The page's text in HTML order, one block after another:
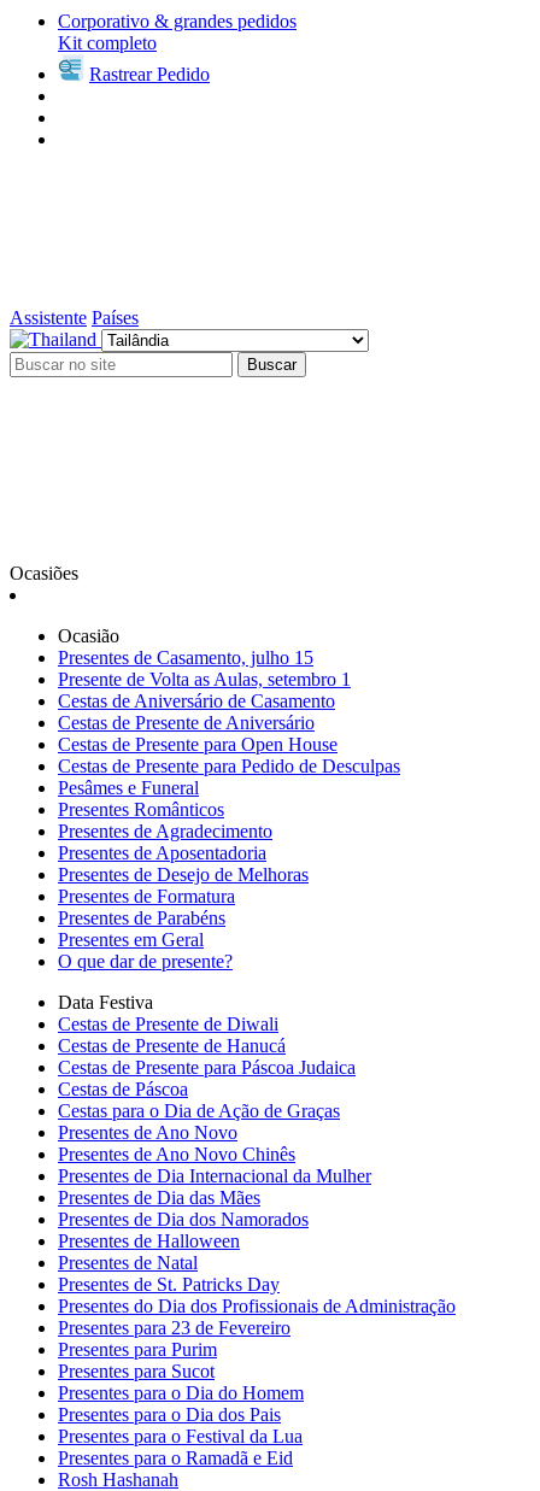
Corporativo & grandes pedidos
Kit completo
Rastrear Pedido
Assistente Países
Buscar
Ocasiões
Ocasião
Presentes de Casamento, julho 15
Presente de Volta as Aulas, setembro 1
Cestas de Aniversário de Casamento
Cestas de Presente de Aniversário
Cestas de Presente para Open House
Cestas de Presente para Pedido de Desculpas
Pesâmes e Funeral
Presentes Românticos
Presentes de Agradecimento
Presentes de Aposentadoria
Presentes de Desejo de Melhoras
Presentes de Formatura
Presentes de Parabéns
Presentes em Geral
O que dar de presente?
Data Festiva
Cestas de Presente de Diwali
Cestas de Presente de Hanucá
Cestas de Presente para Páscoa Judaica
Cestas de Páscoa
Cestas para o Dia de Ação de Graças
Presentes de Ano Novo
Presentes de Ano Novo Chinês
Presentes de Dia Internacional da Mulher
Presentes de Dia das Mães
Presentes de Dia dos Namorados
Presentes de Halloween
Presentes de Natal
Presentes de St. Patricks Day
Presentes do Dia dos Profissionais de Administração
Presentes para 23 de Fevereiro
Presentes para Purim
Presentes para Sucot
Presentes para o Dia do Homem
Presentes para o Dia dos Pais
Presentes para o Festival da Lua
Presentes para o Ramadã e Eid
Rosh Hashanah